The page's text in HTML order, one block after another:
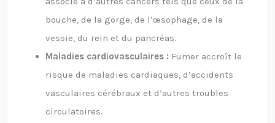
bouche, de la gorge, de l’œsophage, de la
vessie, du rein et du pancréas.
Maladies cardiovasculaires : Fumer accroît le
risque de maladies cardiaques, d’accidents
vasculaires cérébraux et d’autres troubles
circulatoires.